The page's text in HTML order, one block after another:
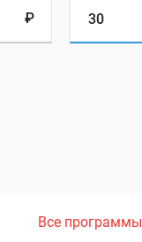
₽
Все программы